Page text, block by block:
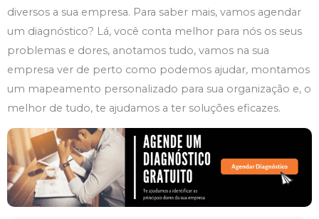
diversos a sua empresa. Para saber mais, vamos agendar
um diagnóstico? Lá, você conta melhor para nós os seus
problemas e dores, anotamos tudo, vamos na sua
empresa ver de perto como podemos ajudar, montamos
um mapeamento personalizado para sua organização e, o
melhor de tudo, te ajudamos a ter soluções eficazes.